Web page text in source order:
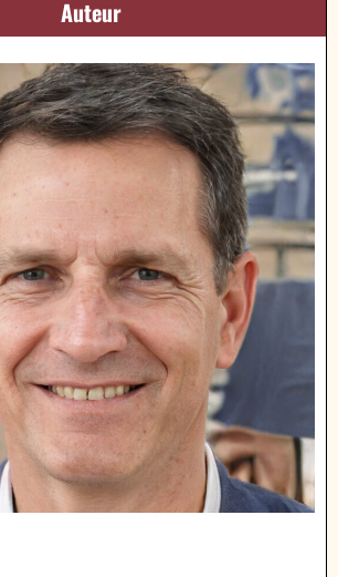
Auteur